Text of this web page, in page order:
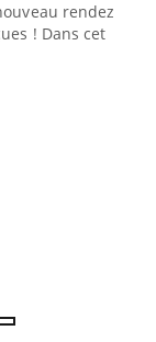
rendez-
! Dans cet